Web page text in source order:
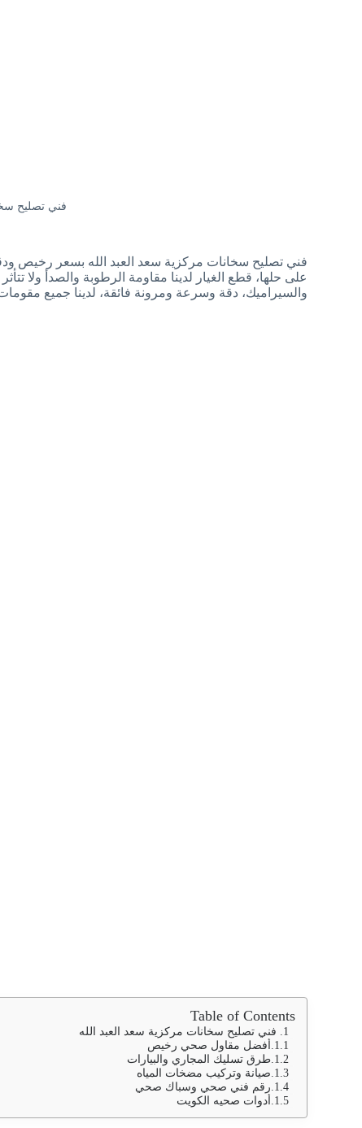
فني تصليح
فني تصليح سخانات مركزية سعد العبد الله بسعر رخيص
على حلها، قطع الغيار لدينا مقاومة الرطوبة والصدأ ولا
والسيراميك، دقة وسرعة ومرونة فائقة، لدينا جميع
Table of Contents
فني تصليح سخانات مركزية سعد العبد الله
أفضل مقاول صحي رخيص
طرق تسليك المجاري والبيارات
صيانة وتركيب مضخات المياه
رقم فني صحي وسباك صحي
أدوات صحيه الكويت